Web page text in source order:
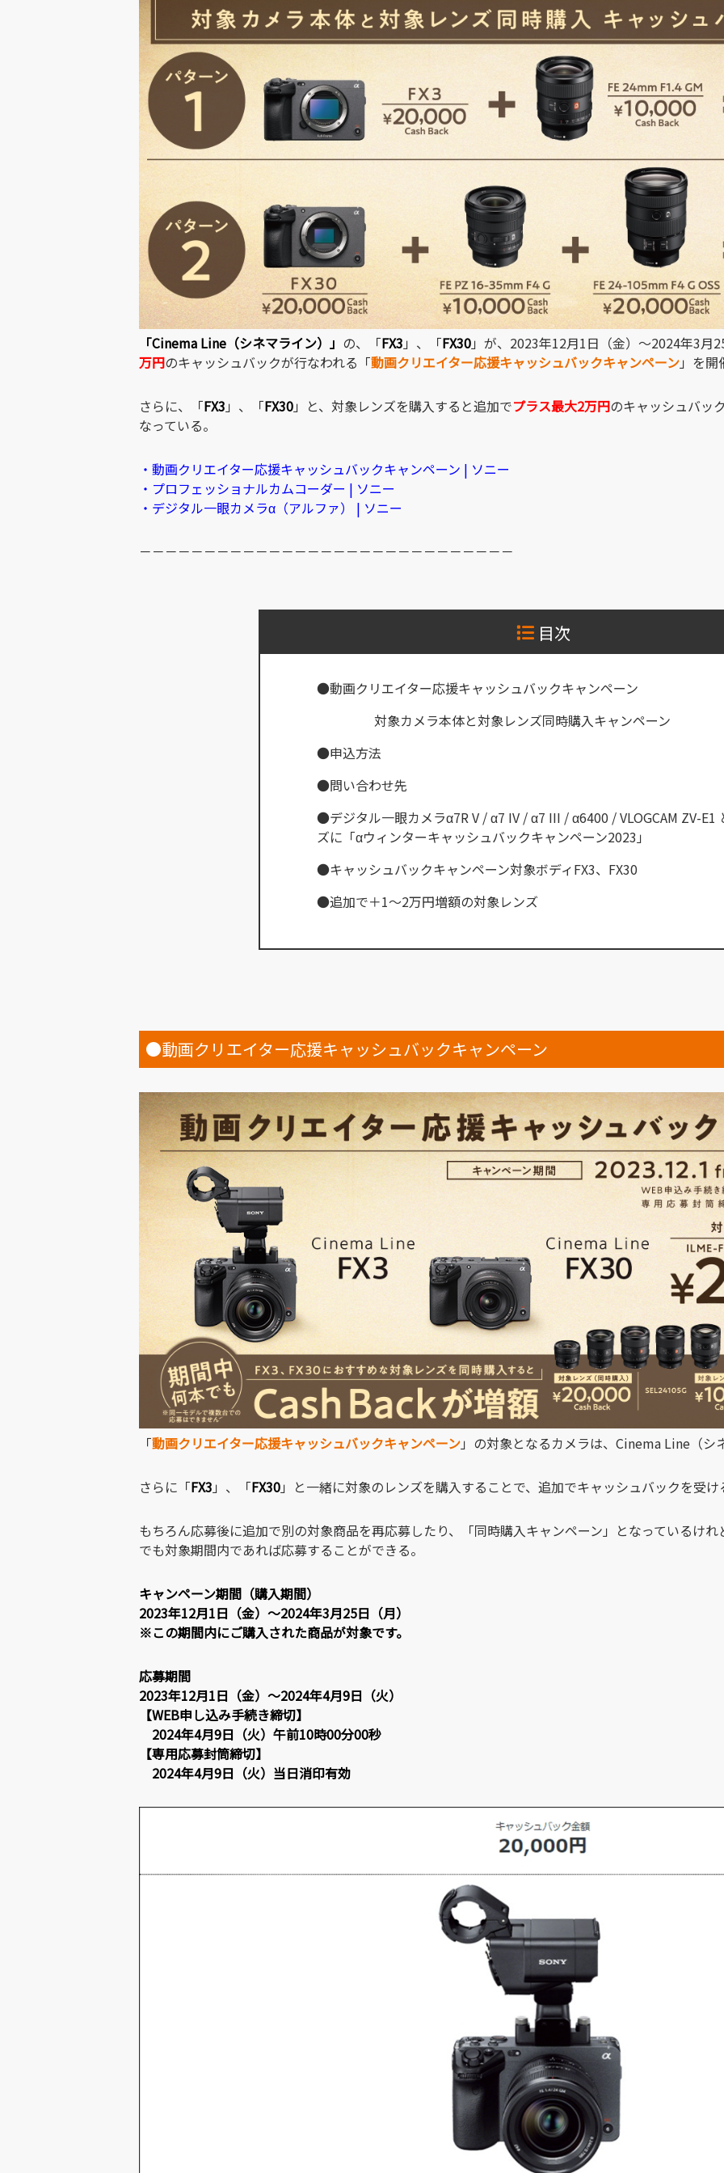
「Cinema Line（シネマライン）」 の、「FX3 」、「FX30」が、2023年12月1日（金）～2024年3月
万円のキャッシュバックが行なわれる「動画クリエイター応援キャッシュバックキャンペーン」を開
さらに、「FX3 」、「FX30」と、対象レンズを購入すると追加でプラス最大2万円のキャッシュバッ
なっている。
・動画クリエイター応援キャッシュバックキャンペーン | ソニー
・プロフェッショナルカムコーダー | ソニー
・デジタル一眼カメラα（アルファ） | ソニー
－－－－－－－－－－－－－－－－－－－－－－－－－－－－－
目次
●動画クリエイター応援キャッシュバックキャンペーン
対象カメラ本体と対象レンズ同時購入キャンペーン
●申込方法
●問い合わせ先
●デジタル一眼カメラα7R V / α7 IV / α7 III / α6400 / VLOGCAM ZV-E1
ズに「αウィンターキャッシュバックキャンペーン2023」
●キャッシュバックキャンペーン対象ボディFX3、FX30
●追加で＋1～2万円増額の対象レンズ
●動画クリエイター応援キャッシュバックキャンペーン
「動画クリエイター応援キャッシュバックキャンペーン」の対象となるカメラは、Cinema Line（シ
さらに「FX3 」、「FX30」と一緒に対象のレンズを購入することで、追加でキャッシュバックを受け
もちろん応募後に追加で別の対象商品を再応募したり、「同時購入キャンペーン」となっているけ
でも対象期間内であれば応募することができる。
キャンペーン期間（購入期間）
2023年12月1日（金）～2024年3月25日（月）
※この期間内にご購入された商品が対象です。
応募期間
2023年12月1日（金）～2024年4月9日（火）
【WEB申し込み手続き締切】
2024年4月9日（火）午前10時00分00秒
【専用応募封筒締切】
2024年4月9日（火）当日消印有効